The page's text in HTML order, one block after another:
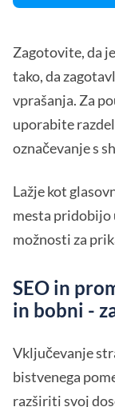
Zagotovite, da
tako, da
vprašanja. Za
uporabite
označevanje s
Lažje kot
mesta pridobijo
možnosti za
SEO in
in bobni -
Vključevanje
bistvenega
razširiti svoj